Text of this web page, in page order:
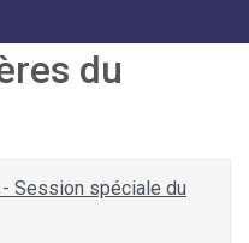
du
- Session spéciale du